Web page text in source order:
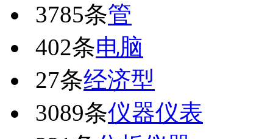
3785条管
402条电脑
27条经济型
3089条仪器仪表